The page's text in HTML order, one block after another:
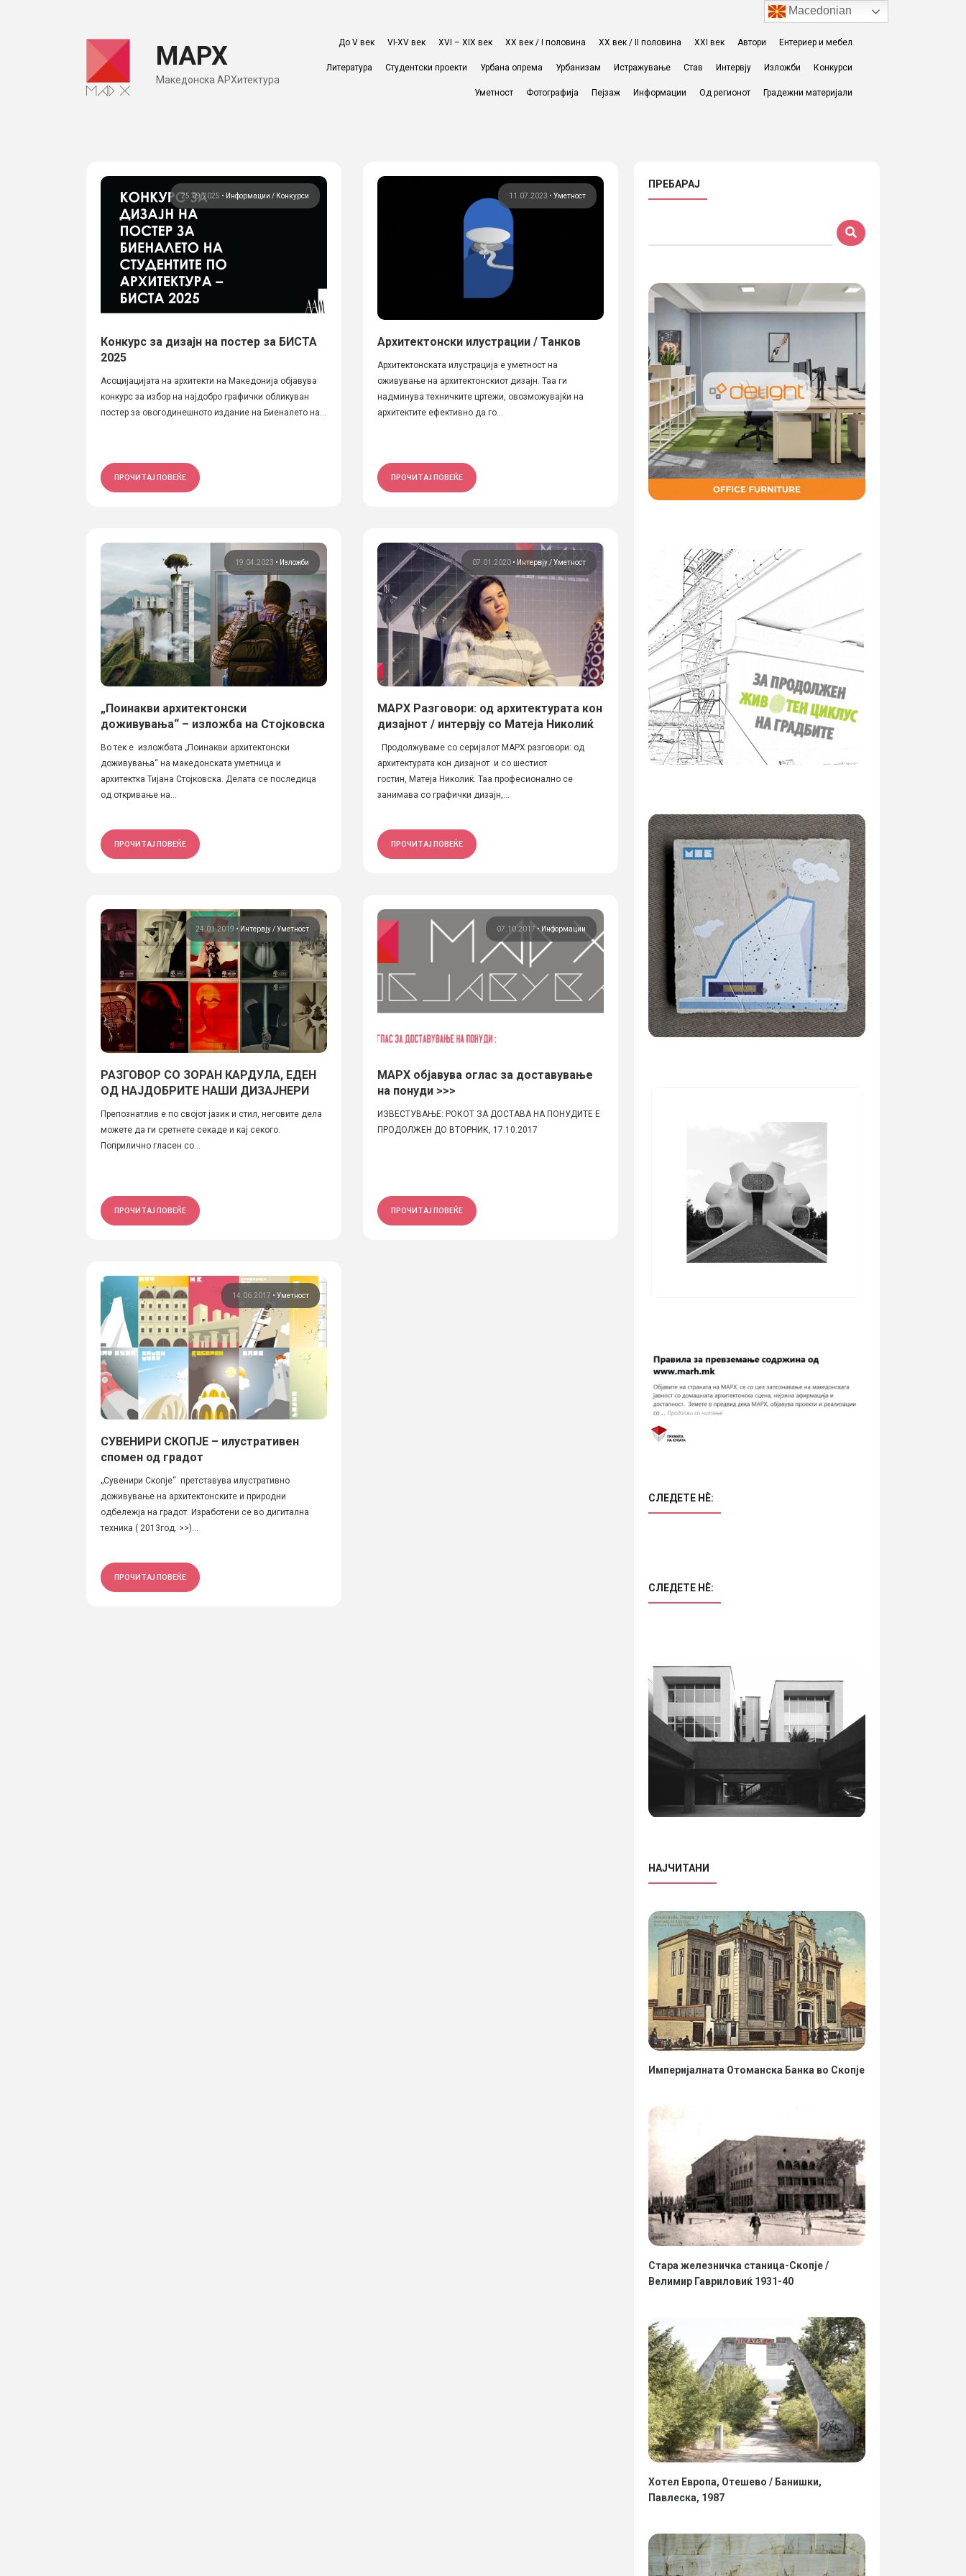
МАРХ
Македонска АРХитектура
До V век VI-XV век XVI – XIX век ХХ век / I половина ХХ век / II половина XXI век Автори Ентериер и мебел
Литература Студентски проекти Урбана опрема Урбанизам Истражување Став Интервју Изложби Конкурси
Уметност Фотографија Пејзаж Информации Од регионот Градежни материјали
25.09.2025 • Информации Конкурси
Конкурс за дизајн на постер за БИСТА
2025
Асоцијацијата на архитекти на Македонија објавува
конкурс за избор на најдобро графички обликуван
постер за овогодинешното издание на Биеналето на...
ПРОЧИТАЈ ПОВЕЌЕ
11.07.2023 • Уметност
Архитектонски илустрации / Танков
Архитектонската илустрација е уметност на
оживување на архитектонскиот дизајн. Таа ги
надминува техничките цртежи, овозможувајќи на
архитектите ефективно да го...
ПРОЧИТАЈ ПОВЕЌЕ
19.04.2023 • Изложби
„Поинакви архитектонски
доживувања“ – изложба на Стојковска
Во тек е изложбата „Поинакви архитектонски
доживувања“ на македонската уметница и
архитектка Тијана Стојковска. Делата се последица
од откривање на...
ПРОЧИТАЈ ПОВЕЌЕ
07.01.2020• Интервју Уметност
МАРХ Разговори: од архитектурата кон
дизајнот / интервју со Матеја Николиќ
Продолжуваме со серијалот МАРХ разговори: од
архитектурата кон дизајнот и со шестиот
гостин, Матеја Николиќ. Таа професионално се
занимава со графички дизајн,...
ПРОЧИТАЈ ПОВЕЌЕ
24.01.2019 • Интервју Уметност
РАЗГОВОР СО ЗОРАН КАРДУЛА, ЕДЕН
ОД НАЈДОБРИТЕ НАШИ ДИЗАЈНЕРИ
Препознатлив е по својот јазик и стил, неговите дела
можете да ги сретнете секаде и кај секого.
Поприлично гласен со...
ПРОЧИТАЈ ПОВЕЌЕ
07.10.2017• Информации
МАРХ објавува оглас за доставување
на понуди >>>
ИЗВЕСТУВАЊЕ: РОКОТ ЗА ДОСТАВА НА ПОНУДИТЕ Е
ПРОДОЛЖЕН ДО ВТОРНИК, 17.10.2017
ПРОЧИТАЈ ПОВЕЌЕ
14.06.2017 •Уметност
СУВЕНИРИ СКОПЈЕ – илустративен
спомен од градот
„Сувенири Скопје“ претставува илустративно
доживување на архитектонските и природни
одбележја на градот. Изработени се во дигитална
техника ( 2013год. >>)...
ПРОЧИТАЈ ПОВЕЌЕ
ПРЕБАРАЈ
СЛЕДЕТЕ НÈ:
СЛЕДЕТЕ НÈ:
НАЈЧИТАНИ
Империјалната Отоманска Банка во Скопје
Стара железничка станица-Скопје /
Велимир Гавриловиќ 1931-40
Хотел Европа, Отешево / Банишки,
Павлеска, 1987
Macedonian